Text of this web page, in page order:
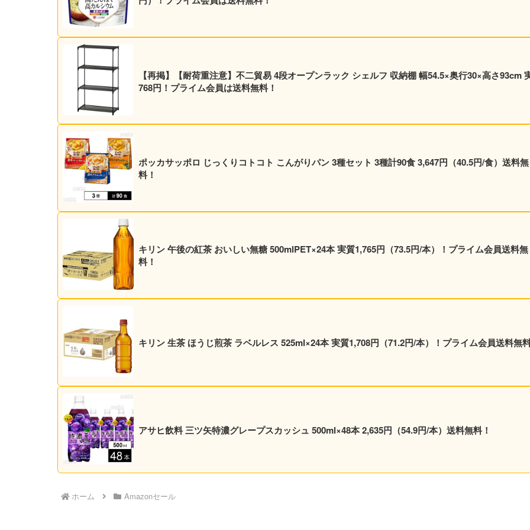
【再掲】【耐荷重注意】不二貿易 4段オープンラック シェルフ 収納棚 幅54.5×奥行30×高さ93cm
768円！プライム会員は送料無料！
ポッカサッポロ じっくりコトコト こんがりパン 3種セット 3種計90食 3,647円（40.5円/食）送料無
料！
キリン 午後の紅茶 おいしい無糖 500mlPET×24本 実質1,765円（73.5円/本）！プライム会員送料無
料！
キリン 生茶 ほうじ煎茶 ラベルレス 525ml×24本 実質1,708円（71.2円/本）！プライム会員送料無
アサヒ飲料 三ツ矢特濃グレープスカッシュ 500ml×48本 2,635円（54.9円/本）送料無料！
ホーム Amazonセール